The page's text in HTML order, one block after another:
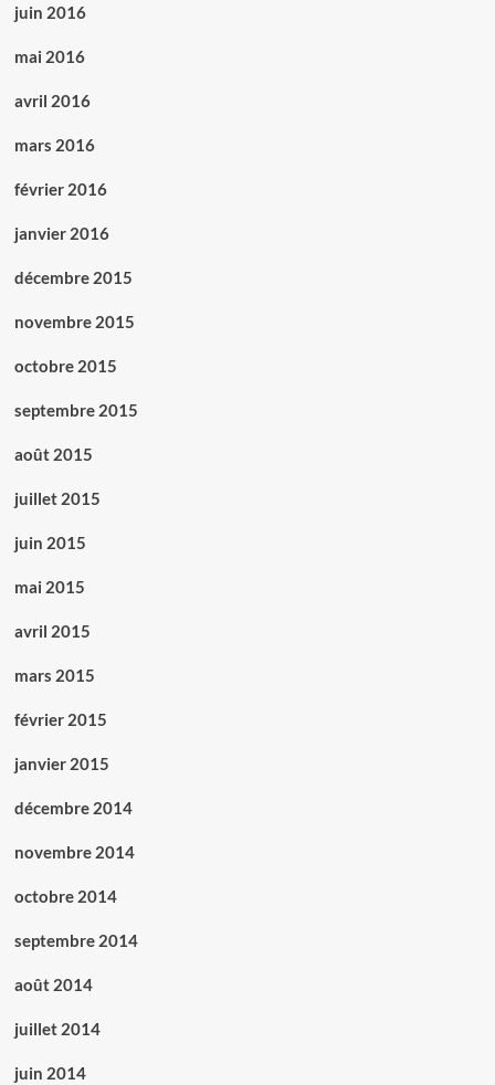
juin 2016
mai 2016
avril 2016
mars 2016
février 2016
janvier 2016
décembre 2015
novembre 2015
octobre 2015
septembre 2015
août 2015
juillet 2015
juin 2015
mai 2015
avril 2015
mars 2015
février 2015
janvier 2015
décembre 2014
novembre 2014
octobre 2014
septembre 2014
août 2014
juillet 2014
juin 2014